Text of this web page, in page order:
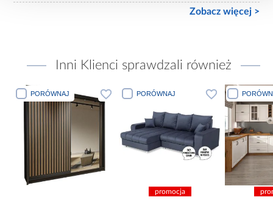
Zobacz więcej >
Inni Klienci sprawdzali również
PORÓWNAJ PORÓWNAJ
promocja